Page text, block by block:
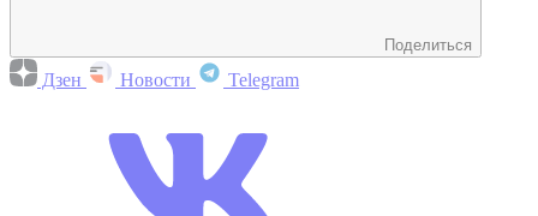
Поделиться
Дзен Новости Telegram